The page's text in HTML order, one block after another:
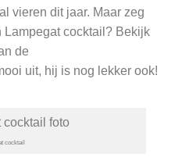
cocktail
vieren dit jaar. Maar zeg
Lampegat cocktail? Bekijk
de
uit, hij is nog lekker ook!